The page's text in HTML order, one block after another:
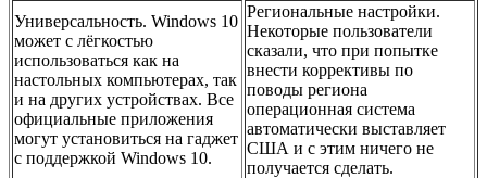
Универсальность. Windows 10
может с лёгкостью
использоваться как на
настольных компьютерах, так
и на других устройствах. Все
официальные приложения
могут установиться на гаджет
с поддержкой Windows 10.
Региональные настройки.
Некоторые пользователи
сказали, что при попытке
внести коррективы по
поводы региона
операционная система
автоматически выставляет
США и с этим ничего не
получается сделать.